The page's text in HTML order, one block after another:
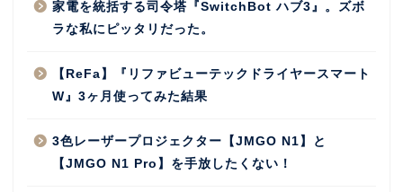
家電を統括する司令塔『SwitchBot ハブ3』。ズボ
ラな私にピッタリだった。
【ReFa】『リファビューテックドライヤースマート
W』3ヶ月使ってみた結果
3色レーザープロジェクター【JMGO N1】と
【JMGO N1 Pro】を手放したくない！